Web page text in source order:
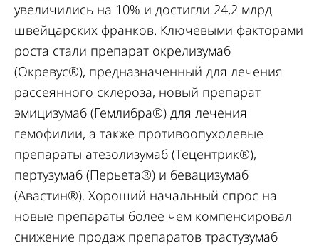
увеличились на 10% и достигли 24,2 млрд
швейцарских франков. Ключевыми факторами
роста стали препарат окрелизумаб
(Окревус®), предназначенный для лечения
рассеянного склероза, новый препарат
эмицизумаб (Гемлибра®) для лечения
гемофилии, а также противоопухолевые
препараты атезолизумаб (Тецентрик®),
пертузумаб (Перьета®) и бевацизумаб
(Авастин®). Хороший начальный спрос на
новые препараты более чем компенсировал
снижение продаж препаратов трастузумаб